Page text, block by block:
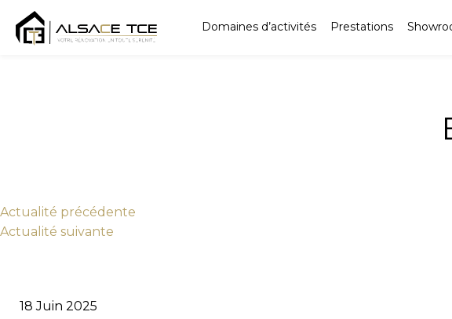
Domaines d’activités Prestations
Actualité précédente
Actualité suivante
18 Juin 2025